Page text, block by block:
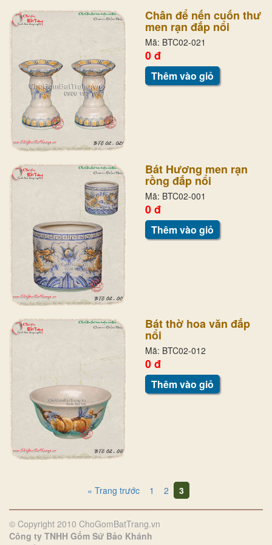
Chân để nến cuốn thư
men rạn đắp nổi
Mã: BTC02-021
0 đ
Thêm vào giỏ
Bát Hương men rạn
rồng đắp nổi
Mã: BTC02-001
0 đ
Thêm vào giỏ
Bát thờ hoa văn đắp
nổi
Mã: BTC02-012
0 đ
Thêm vào giỏ
« Trang trước 1 2 3
© Copyright 2010 ChoGomBatTrang.vn
Công ty TNHH Gốm Sứ Bảo Khánh